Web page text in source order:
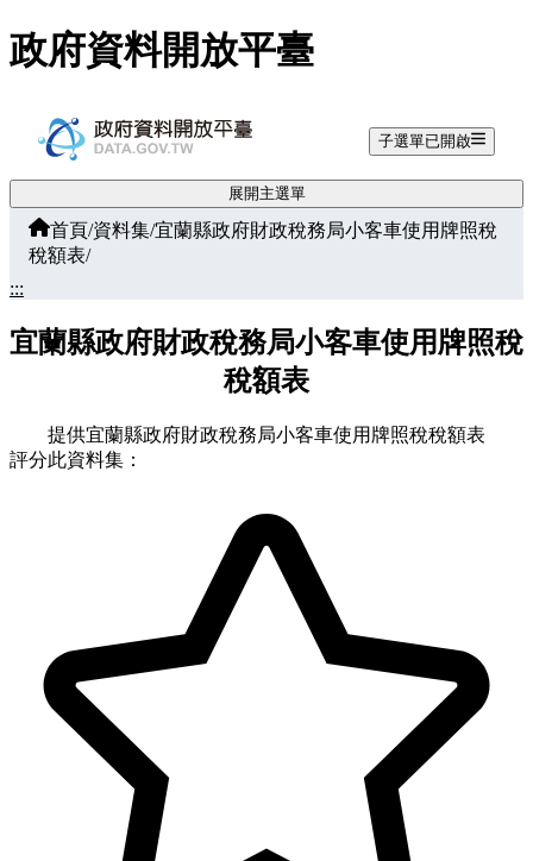
跳至主要內容
政府資料開放平臺
子選單已開啟
展開主選單
首頁/資料集/宜蘭縣政府財政稅務局小客車使用牌照稅
稅額表/
:::
宜蘭縣政府財政稅務局小客車使用牌照稅
稅額表
提供宜蘭縣政府財政稅務局小客車使用牌照稅稅額表
評分此資料集：